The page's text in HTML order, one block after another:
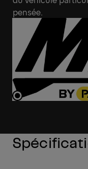
pensée.